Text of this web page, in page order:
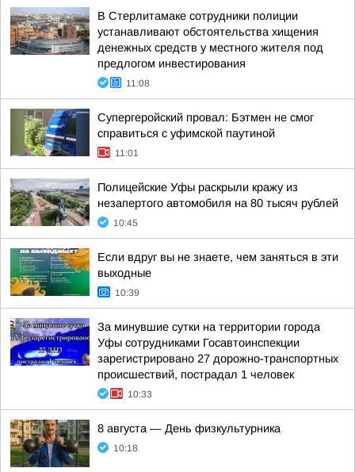
В Стерлитамаке сотрудники полиции
устанавливают обстоятельства хищения
денежных средств у местного жителя под
предлогом инвестирования
11:08
Супергеройский провал: Бэтмен не смог
справиться с уфимской паутиной
11:01
Полицейские Уфы раскрыли кражу из
незапертого автомобиля на 80 тысяч рублей
10:45
Если вдруг вы не знаете, чем заняться в эти
выходные
10:39
За минувшие сутки на территории города
Уфы сотрудниками Госавтоинспекции
зарегистрировано 27 дорожно-транспортных
происшествий, пострадал 1 человек
10:33
8 августа — День физкультурника
10:18